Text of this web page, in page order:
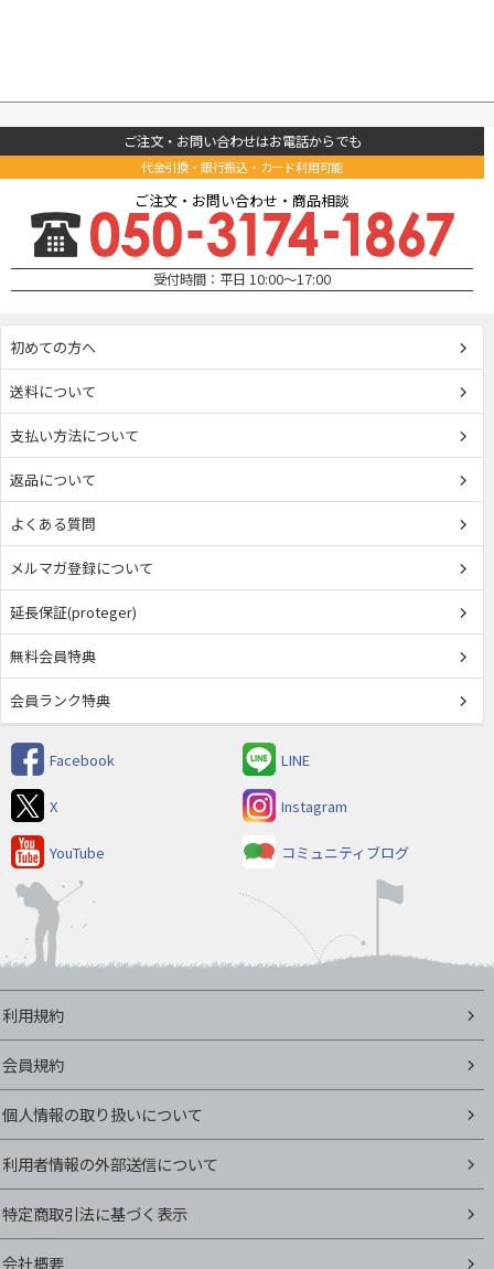
ご注文・お問い合わせはお電話からでも
代金引換・銀行振込・カード利用可能
ご注文・お問い合わせ・商品相談
受付時間：平日 10:00～17:00
初めての方へ
送料について
支払い方法について
返品について
よくある質問
メルマガ登録について
延長保証(proteger)
無料会員特典
会員ランク特典
Facebook LINE
X Instagram
YouTube コミュニティブログ
利用規約
会員規約
個人情報の取り扱いについて
利用者情報の外部送信について
特定商取引法に基づく表示
会社概要